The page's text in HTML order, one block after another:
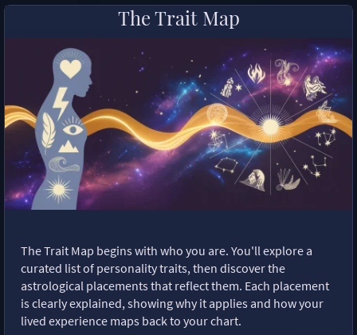
The Trait Map
The Trait Map begins with who you are. You'll explore a
curated list of personality traits, then discover the
astrological placements that reflect them. Each placement
is clearly explained, showing why it applies and how your
lived experience maps back to your chart.